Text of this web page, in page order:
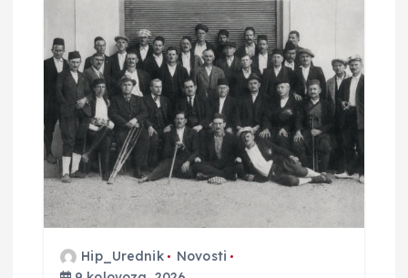
o
b
Hip_Urednik
Novosti